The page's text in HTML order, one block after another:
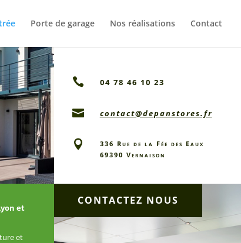
Porte de garage Nos réalisations Contact
 04 78 46 10 23
 contact@depanstores.fr

336 Rue de la Fée des Eaux
69390 Vernaison
et
et
CONTACTEZ NOUS